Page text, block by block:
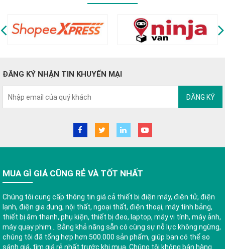
ĐĂNG KÝ NHẬN TIN KHUYẾN MẠI
ĐĂNG KÝ
MUA GÌ GIÁ CŨNG RẺ VÀ TỐT NHẤT
Chúng tôi cung cấp thông tin giá cả thiết bị điện máy, điện tử, điện
lạnh, điện gia dụng, nội thất, ngoại thất, điện thoại, máy tính bảng,
thiết bị âm thanh, phụ kiện, thiết bị đeo, laptop, máy vi tính, máy ảnh,
máy quay phim... Bằng khả năng sẵn có cùng sự nỗ lực không ngừng,
chúng tôi đã tổng hợp hơn 500.000 sản phẩm, giúp bạn có thể so
sánh giá, tìm giá rẻ nhất trước khi mua. Chúng tôi không bán hàng.